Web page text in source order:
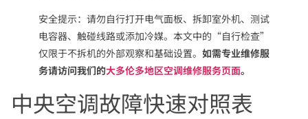
安全提示：请勿自行打开电气面板、拆卸室外机、测试
电容器、触碰线路或添加冷媒。本文中的“自行检查”
仅限于不拆机的外部观察和基础设置。 如需专业维修服
务请访问我们的大多伦多地区空调维修服务页面。
中央空调故障快速对照表